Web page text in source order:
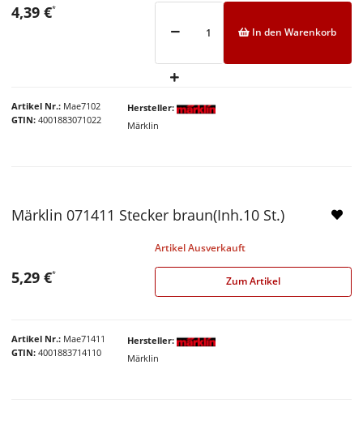
Artikel Nr. Mae7102
GTIN 4001883071022
Hersteller
Märklin
4,39 €*
In den Warenkorb
Märklin 071411 Stecker braun(Inh.10 St.)
Artikel Ausverkauft
Artikel Nr. Mae71411
GTIN 4001883714110
Hersteller
Märklin
5,29 €*
Zum Artikel